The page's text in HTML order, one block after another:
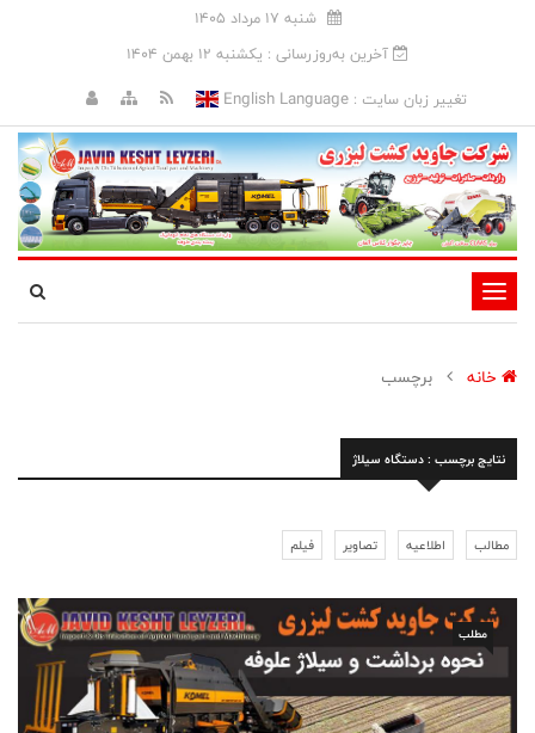
شنبه 17 مرداد 1405
آخرین به‌روزرسانی : يکشنبه 12 بهمن 1404
تغییر زبان سایت :English Language
تغییر
وضعیت
ناوبری
خانه برچسب
نتایج برچسب : دستگاه سیلاژ
مطالب اطلاعیه تصاویر فیلم
مطلب